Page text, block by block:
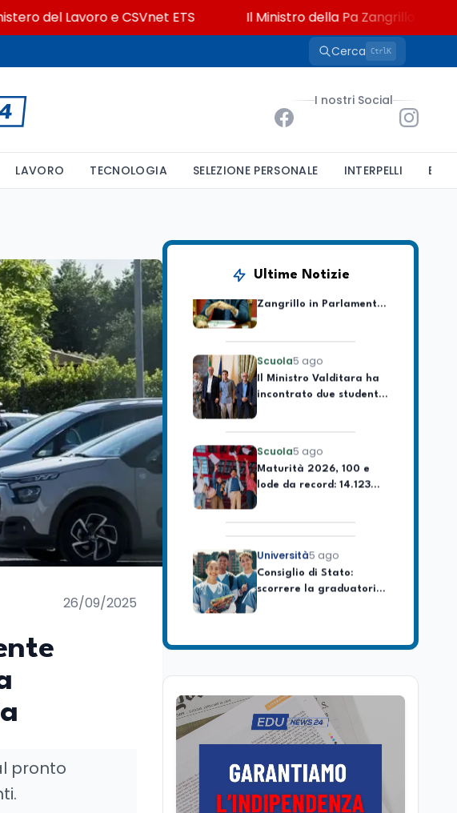
Lavoro e CSVnet ETS Il Ministro della Pa Zangrillo in
Cerca CtrlK
I nostri Social
LAVORO TECNOLOGIA SELEZIONE PERSONALE INTERPELLI
26/09/2025
pronto
Ultime Notizie
Università5 ago
scorrere la graduatoria
per i 500 posti vacanti
Volontariato, firmata
Scuola5 ago
Il Ministro della Pa
"12 miliardi per l'edilizia
Scuola5 ago
Il Ministro Valditara ha
incontrato due studenti
palestinesi giunti da
Scuola5 ago
Maturità 2026, 100 e
lode da record: 14.123
diplomi con voto
Università5 ago
Consiglio di Stato:
scorrere la graduatoria
per i 500 posti vacanti
Scuola 5 ago
Il Ministro della Pa
"12 miliardi per l'edilizia
e la sicurezza delle
scuole con risorse Pnrr"
Scuola 5 ago